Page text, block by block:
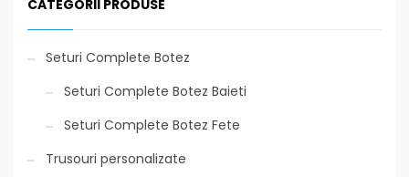
CATEGORII PRODUSE
Seturi Complete Botez
Seturi Complete Botez Baieti
Seturi Complete Botez Fete
Trusouri personalizate